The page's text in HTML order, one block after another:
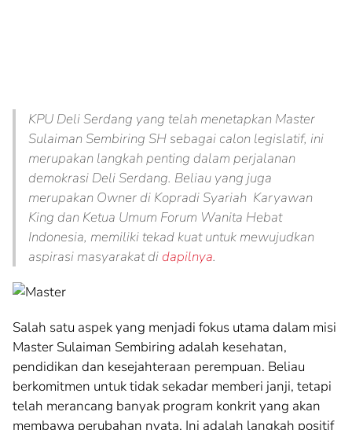
KPU Deli Serdang yang telah menetapkan Master
Sulaiman Sembiring SH sebagai calon legislatif, ini
merupakan langkah penting dalam perjalanan
demokrasi Deli Serdang. Beliau yang juga
merupakan Owner di Kopradi Syariah Karyawan
King dan Ketua Umum Forum Wanita Hebat
Indonesia, memiliki tekad kuat untuk mewujudkan
aspirasi masyarakat didapilnya.
Salah satu aspek yang menjadi fokus utama dalam misi
Master Sulaiman Sembiring adalah kesehatan,
pendidikan dan kesejahteraan perempuan. Beliau
berkomitmen untuk tidak sekadar memberi janji, tetapi
telah merancang banyak program konkrit yang akan
membawa perubahan nyata. Ini adalah langkah positif